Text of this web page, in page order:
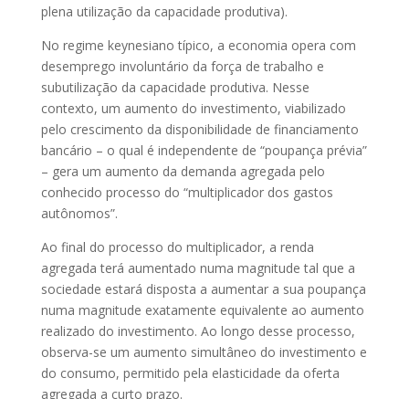
plena utilização da capacidade produtiva).
No regime keynesiano típico, a economia opera com
desemprego involuntário da força de trabalho e
subutilização da capacidade produtiva. Nesse
contexto, um aumento do investimento, viabilizado
pelo crescimento da disponibilidade de financiamento
bancário – o qual é independente de “poupança prévia”
– gera um aumento da demanda agregada pelo
conhecido processo do “multiplicador dos gastos
autônomos”.
Ao final do processo do multiplicador, a renda
agregada terá aumentado numa magnitude tal que a
sociedade estará disposta a aumentar a sua poupança
numa magnitude exatamente equivalente ao aumento
realizado do investimento. Ao longo desse processo,
observa-se um aumento simultâneo do investimento e
do consumo, permitido pela elasticidade da oferta
agregada a curto prazo.